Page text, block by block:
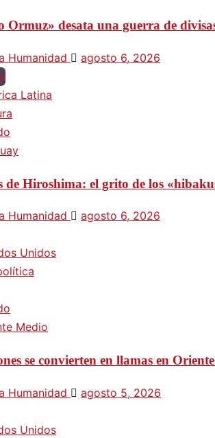
Ormuz» desata una guerra de
Humanidad agosto 6, 2026
Latina
de Hiroshima: el grito de los
Humanidad agosto 6, 2026
Unidos
Medio
se convierten en llamas en
Humanidad agosto 5, 2026
Unidos